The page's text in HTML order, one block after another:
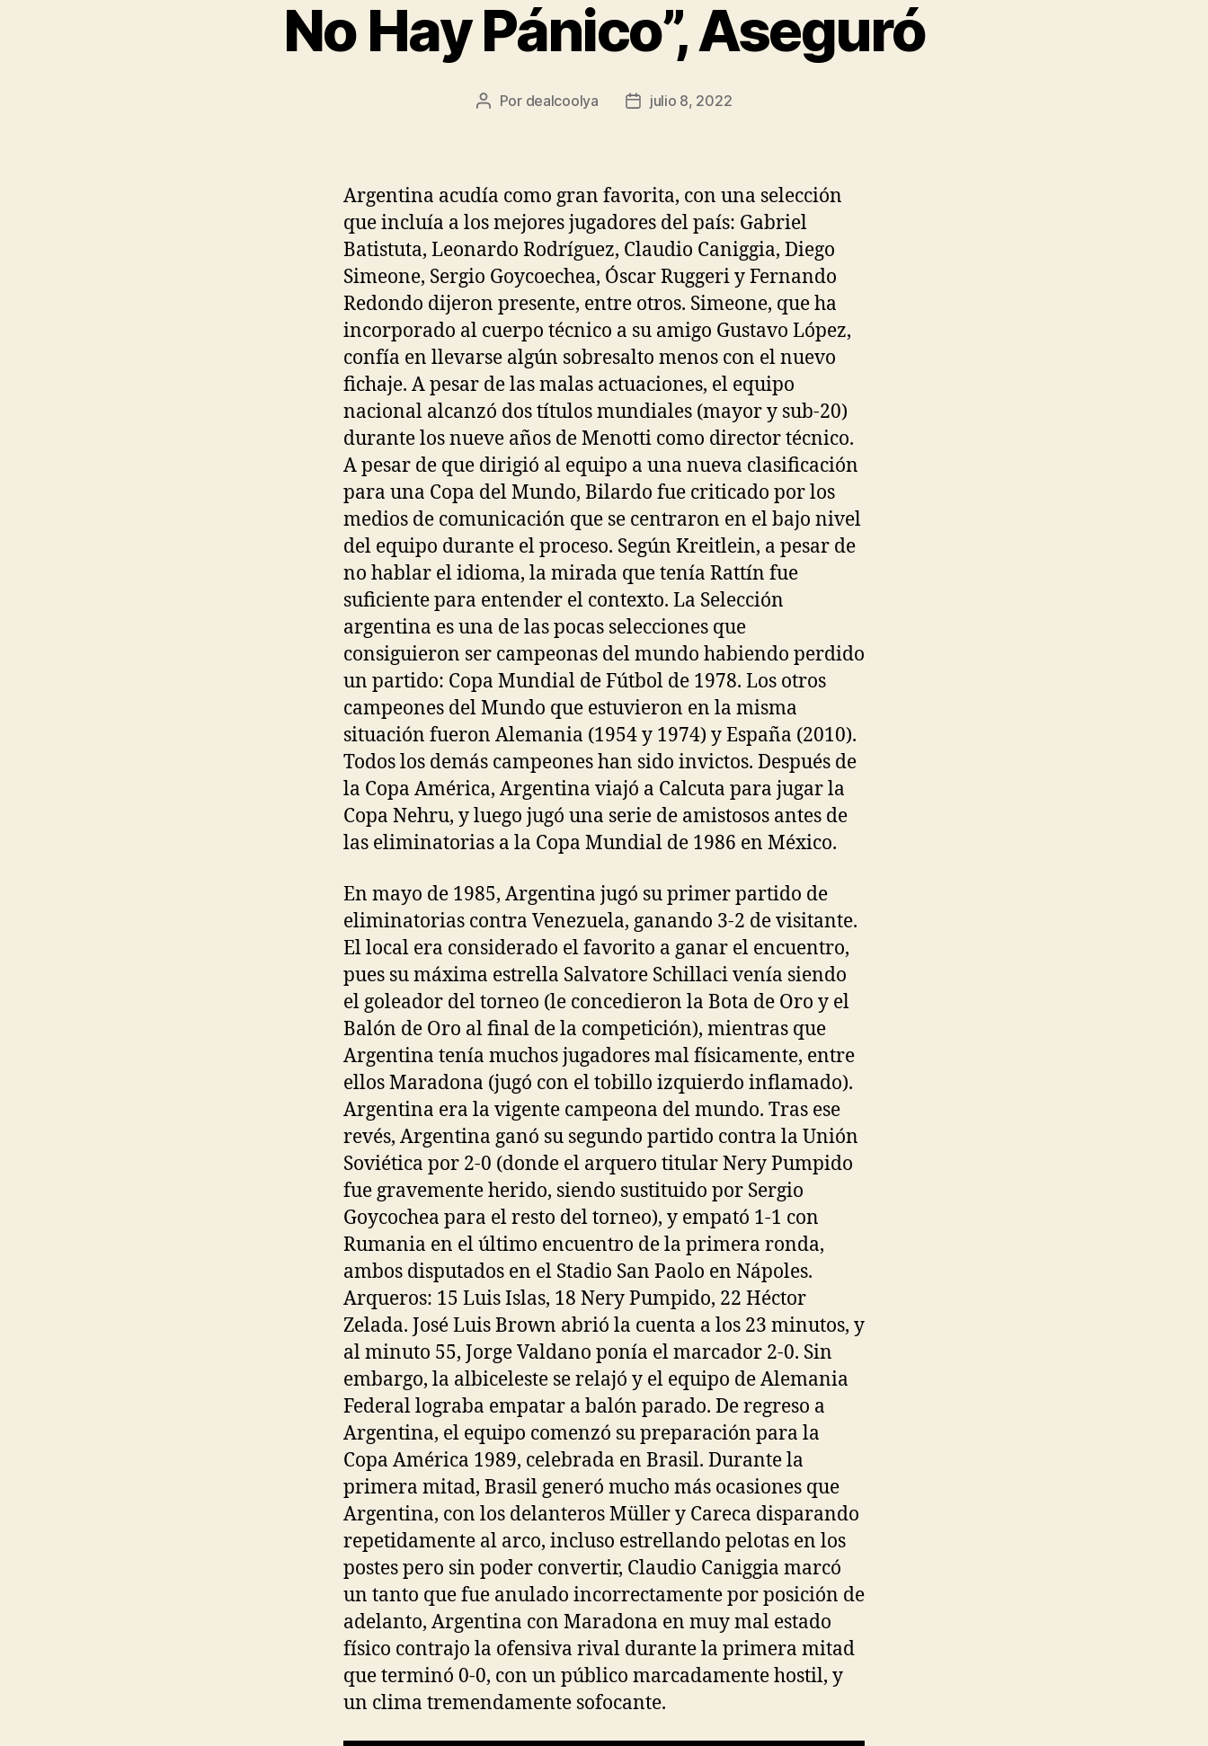
No Hay Pánico”, Aseguró
Autor
Por dealcoolya
Fechajulio 8, 2022
Argentina acudía como gran favorita, con una selección
que incluía a los mejores jugadores del país: Gabriel
Batistuta, Leonardo Rodríguez, Claudio Caniggia, Diego
Simeone, Sergio Goycoechea, Óscar Ruggeri y Fernando
Redondo dijeron presente, entre otros. Simeone, que ha
incorporado al cuerpo técnico a su amigo Gustavo López,
confía en llevarse algún sobresalto menos con el nuevo
fichaje. A pesar de las malas actuaciones, el equipo
nacional alcanzó dos títulos mundiales (mayor y sub-20)
durante los nueve años de Menotti como director técnico.
A pesar de que dirigió al equipo a una nueva clasificación
para una Copa del Mundo, Bilardo fue criticado por los
medios de comunicación que se centraron en el bajo nivel
del equipo durante el proceso. Según Kreitlein, a pesar de
no hablar el idioma, la mirada que tenía Rattín fue
suficiente para entender el contexto. La Selección
argentina es una de las pocas selecciones que
consiguieron ser campeonas del mundo habiendo perdido
un partido: Copa Mundial de Fútbol de 1978. Los otros
campeones del Mundo que estuvieron en la misma
situación fueron Alemania (1954 y 1974) y España (2010).
Todos los demás campeones han sido invictos. Después de
la Copa América, Argentina viajó a Calcuta para jugar la
Copa Nehru, y luego jugó una serie de amistosos antes de
las eliminatorias a la Copa Mundial de 1986 en México.
En mayo de 1985, Argentina jugó su primer partido de
eliminatorias contra Venezuela, ganando 3-2 de visitante.
El local era considerado el favorito a ganar el encuentro,
pues su máxima estrella Salvatore Schillaci venía siendo
el goleador del torneo (le concedieron la Bota de Oro y el
Balón de Oro al final de la competición), mientras que
Argentina tenía muchos jugadores mal físicamente, entre
ellos Maradona (jugó con el tobillo izquierdo inflamado).
Argentina era la vigente campeona del mundo. Tras ese
revés, Argentina ganó su segundo partido contra la Unión
Soviética por 2-0 (donde el arquero titular Nery Pumpido
fue gravemente herido, siendo sustituido por Sergio
Goycochea para el resto del torneo), y empató 1-1 con
Rumania en el último encuentro de la primera ronda,
ambos disputados en el Stadio San Paolo en Nápoles.
Arqueros: 15 Luis Islas, 18 Nery Pumpido, 22 Héctor
Zelada. José Luis Brown abrió la cuenta a los 23 minutos, y
al minuto 55, Jorge Valdano ponía el marcador 2-0. Sin
embargo, la albiceleste se relajó y el equipo de Alemania
Federal lograba empatar a balón parado. De regreso a
Argentina, el equipo comenzó su preparación para la
Copa América 1989, celebrada en Brasil. Durante la
primera mitad, Brasil generó mucho más ocasiones que
Argentina, con los delanteros Müller y Careca disparando
repetidamente al arco, incluso estrellando pelotas en los
postes pero sin poder convertir, Claudio Caniggia marcó
un tanto que fue anulado incorrectamente por posición de
adelanto, Argentina con Maradona en muy mal estado
físico contrajo la ofensiva rival durante la primera mitad
que terminó 0-0, con un público marcadamente hostil, y
un clima tremendamente sofocante.